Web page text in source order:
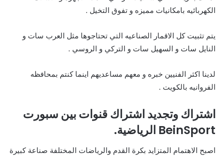
الكهربائيه بامكانيات مميزه و تفوق التخيل .
يتم تثبيت كل الاقمار الصناعيه التي تحتاجوها مثل العرب سات و
النايل سات و السهيل سات و التركي و الروسي .
لدينا اكثر الفنيين خبره و معهم مساعديهم اينما كنتم بمحافظه
الفروانيه بالكويت .
اشتراك وتجديد اشتراك قنوات بين سبورت
BeinSport الرياضية.
اصبح الاهتمام المتزايد بكرة القدم والرياضات المختلفة صناعة كبيرة